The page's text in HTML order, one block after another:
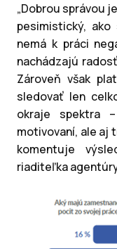
„Dobrou správou
pesimistický,
nemá k práci
nachádzajú
Zároveň však
sledovať len
okraje spektra
motivovaní, ale aj
komentuje
riaditeľka